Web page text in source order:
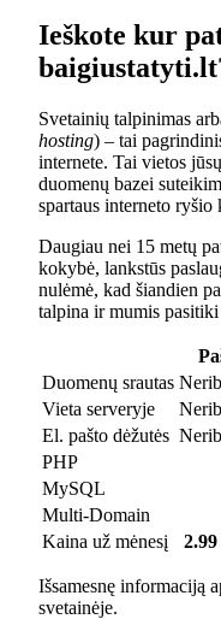
Ieškote kur
Svetainių talpinimas
hosting) – tai
internete. Tai vietos
duomenų bazei
spartaus interneto ryšio
Daugiau nei 15 metų
kokybė, lankstūs
nulėmė, kad šiandien
talpina ir mumis
Duomenų srautas
Vieta serveryje
El. pašto dėžutės
PHP
MySQL
Multi-Domain
Kaina už mėnesį
Išsamesnę informaciją
svetainėje.